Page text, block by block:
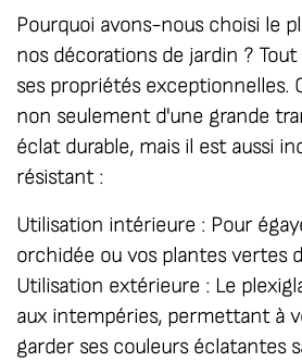
Pourquoi avons-nous choisi le
nos décorations de jardin ?
ses propriétés exceptionnelles.
non seulement d'une grande
éclat durable, mais il est aussi
résistant :
Utilisation intérieure : Pour
orchidée ou vos plantes vertes
Utilisation extérieure : Le
aux intempéries, permettant à
garder ses couleurs éclatantes